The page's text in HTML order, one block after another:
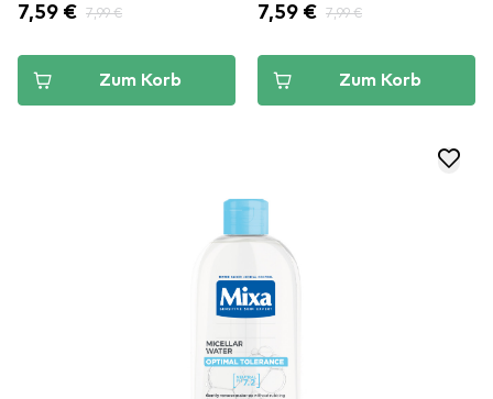
7,59 € 7,99 €
Zum Korb
7,59 € 7,99 €
Zum Korb